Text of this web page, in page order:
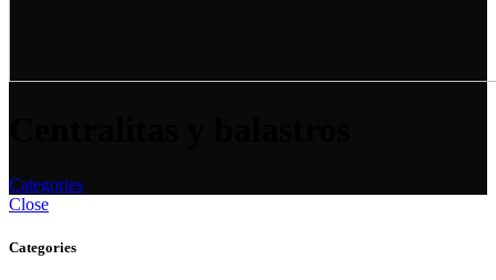
Categories
Close
Categories